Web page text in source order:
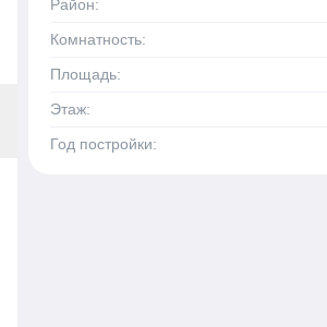
Район:
Комнатность:
Площадь:
Этаж:
Год постройки: